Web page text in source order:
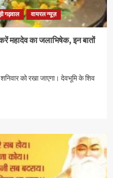
गढ़वाल वायरल न्यूज़
महादेव का जलाभिषेक, इन बातों
को रखा जाएगा। देवभूमि के शिव